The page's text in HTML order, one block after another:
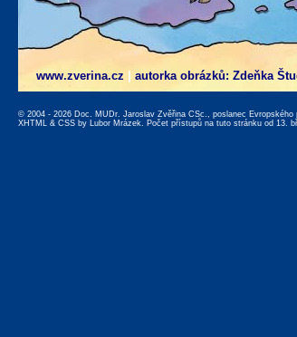
www.zverina.cz autorka obrázků: Zdeňka
© 2004 - 2026 Doc. MUDr. Jaroslav Zvěřina CSc., poslanec Evropského
XHTML & CSS by Lubor Mrázek. Počet přístupů na tuto stránku od 13.